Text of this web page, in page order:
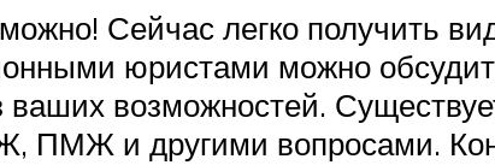
Сейчас легко получить
юристами можно
возможностей.
и другими вопросами.